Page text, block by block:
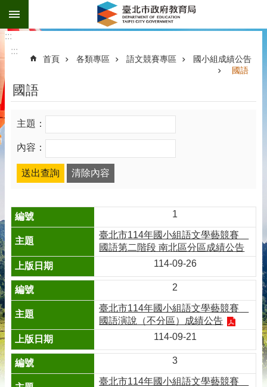
跳到主要內容區塊
:::
:::
首頁 各類專區 語文競賽專區
國小組成績公告
國語
國語
主題：
內容：
1
臺北市114年國小組語文學藝競賽＿
國語第二階段 南北區分區成績公告
114-09-26
2
臺北市114年國小組語文學藝競賽＿
國語演說（不分區）成績公告
114-09-21
3
臺北市114年國小組語文學藝競賽＿